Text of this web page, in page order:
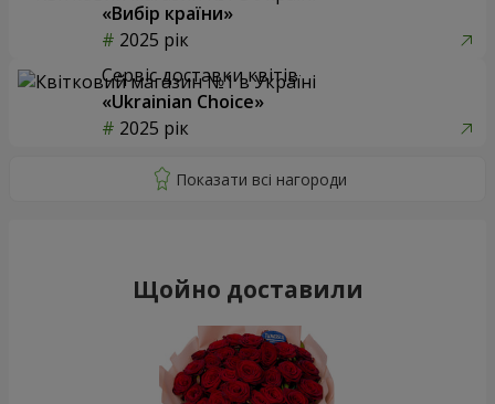
«Вибір країни»
2025 рік
Сервіс доставки квітів
«Ukrainian Choice»
2025 рік
Щойно доставили